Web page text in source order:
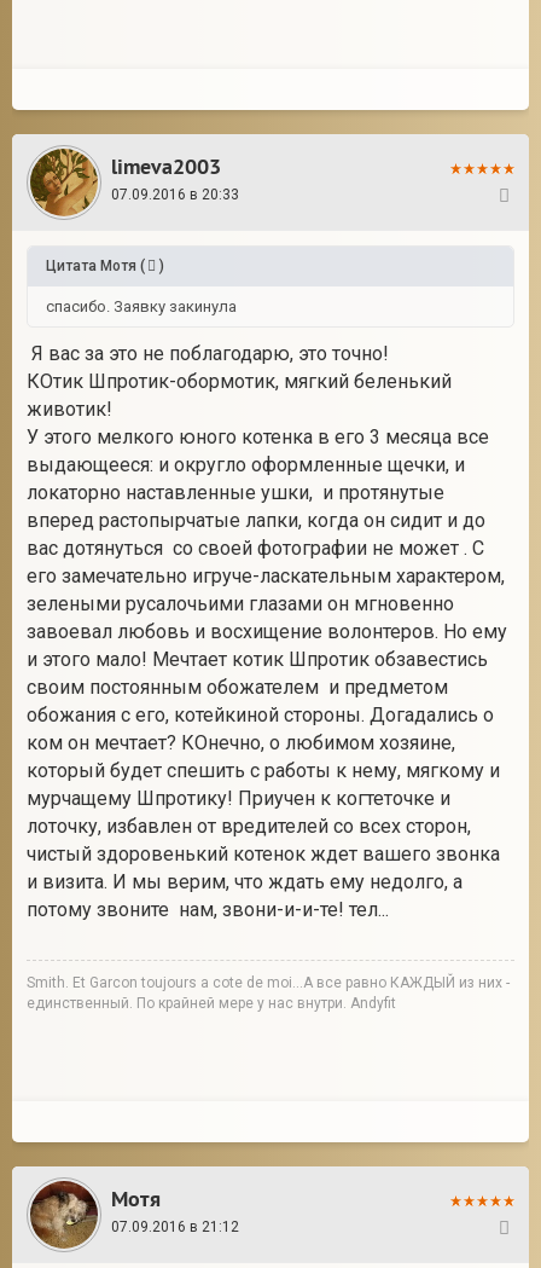
limeva2003
07.09.2016 в 20:33
Цитата Мотя ( )
спасибо. Заявку закинула
Я вас за это не поблагодарю, это точно!
КОтик Шпротик-обормотик, мягкий беленький
животик!
У этого мелкого юного котенка в его 3 месяца все
выдающееся: и округло оформленные щечки, и
локаторно наставленные ушки, и протянутые
вперед растопырчатые лапки, когда он сидит и до
вас дотянуться со своей фотографии не может . С
его замечательно игруче-ласкательным характером,
зелеными русалочьими глазами он мгновенно
завоевал любовь и восхищение волонтеров. Но ему
и этого мало! Мечтает котик Шпротик обзавестись
своим постоянным обожателем и предметом
обожания с его, котейкиной стороны. Догадались о
ком он мечтает? КОнечно, о любимом хозяине,
который будет спешить с работы к нему, мягкому и
мурчащему Шпротику! Приучен к когтеточке и
лоточку, избавлен от вредителей со всех сторон,
чистый здоровенький котенок ждет вашего звонка
и визита. И мы верим, что ждать ему недолго, а
потому звоните нам, звони-и-и-те! тел...
Smith. Et Garcon toujours a cote de moi...А все равно КАЖДЫЙ из них -
единственный. По крайней мере у нас внутри. Andyfit
Мотя
07.09.2016 в 21:12